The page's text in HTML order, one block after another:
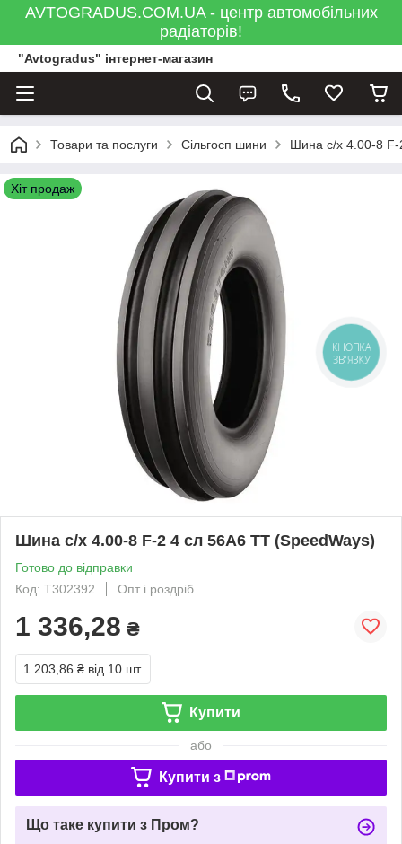
AVTOGRADUS.COM.UA - центр автомобільних
радіаторів!
"Avtogradus" інтернет-магазин
Товари та послуги Сільгосп шини Шина с/х 4.00-8 F-
Хіт продаж
Шина с/х 4.00-8 F-2 4 сл 56A6 TT (SpeedWays)
Готово до відправки
Код: T302392
Опт і роздріб
1 336,28 ₴
1 203,86 ₴ від 10 шт.
Купити
або
Купити з
Що таке купити з Пром?
КНОПКА
ЗВ'ЯЗКУ